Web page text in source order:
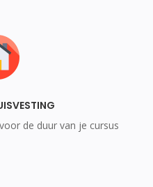
de duur van je cursus